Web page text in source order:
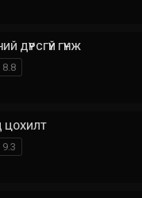
ДҮРСГҮЙ ГҮНЖ
8.8
ЦОХИЛТ
9.3